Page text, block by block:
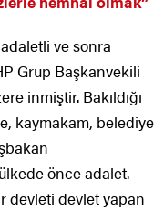
ve sonra
Grup Başkanvekili
inmiştir. Bakıldığı
kaymakam, belediye
önce adalet.
devleti devlet yapan